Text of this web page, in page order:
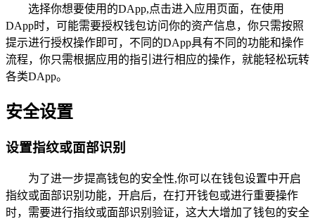
选择你想要使用的DApp,点击进入应用页面，在使用
DApp时，可能需要授权钱包访问你的资产信息，你只需按照
提示进行授权操作即可，不同的DApp具有不同的功能和操作
流程，你只需根据应用的指引进行相应的操作，就能轻松玩转
各类DApp。
安全设置
设置指纹或面部识别
为了进一步提高钱包的安全性,你可以在钱包设置中开启
指纹或面部识别功能，开启后，在打开钱包或进行重要操作
时，需要进行指纹或面部识别验证，这大大增加了钱包的安全